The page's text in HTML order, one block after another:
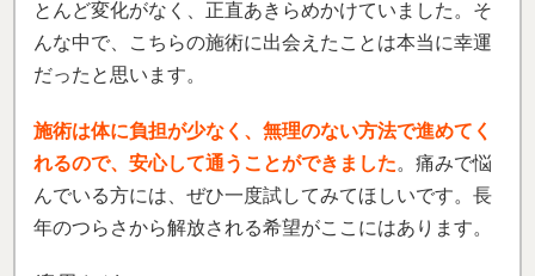
とんど変化がなく、正直あきらめかけていました。そ
んな中で、こちらの施術に出会えたことは本当に幸運
だったと思います。
施術は体に負担が少なく、無理のない方法で進めてく
れるので、安心して通うことができました。痛みで悩
んでいる方には、ぜひ一度試してみてほしいです。長
年のつらさから解放される希望がここにはあります。